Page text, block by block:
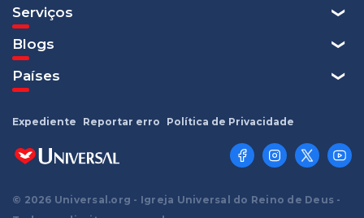
Serviços
Blogs
Países
© 2026 Universal.org - Igreja Universal do Reino de Deus -
Expediente Reportar erro Política de Privacidade